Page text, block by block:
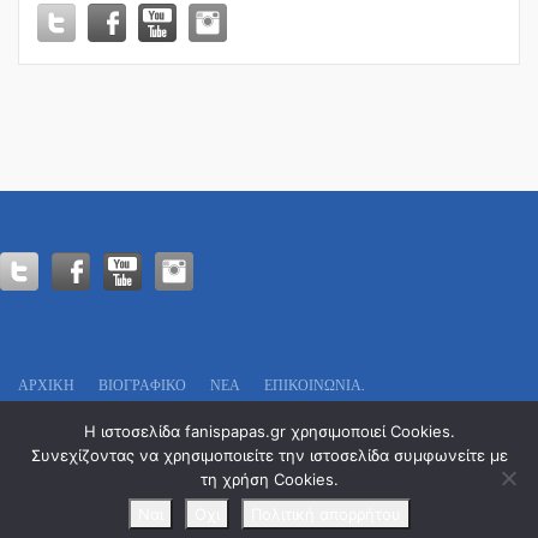
–
Πρόεδρε
ΑΡΧΙΚΗ ΒΙΟΓΡΑΦΙΚΌ ΝΕΑ ΕΠΙΚΟΙΝΩΝΊΑ.
Οδυσσέως 13
Τ.Κ. 546 29 – Θεσσαλονίκη
Email: info@fanispapas.gr
Η ιστοσελίδα fanispapas.gr χρησιμοποιεί Cookies.
Συνεχίζοντας να χρησιμοποιείτε την ιστοσελίδα συμφωνείτε με
τη χρήση Cookies.